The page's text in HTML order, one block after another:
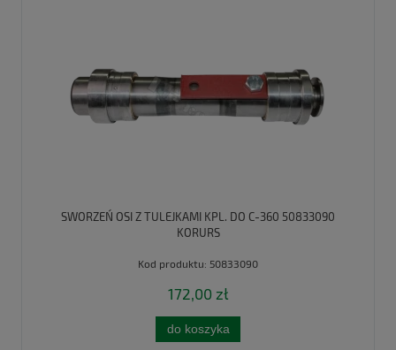
SWORZEŃ OSI Z TULEJKAMI KPL. DO C-360 50833090
KORURS
Kod produktu: 50833090
172,00 zł
do koszyka